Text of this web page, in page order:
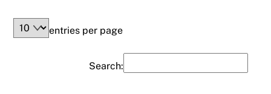
entries per page
Search: